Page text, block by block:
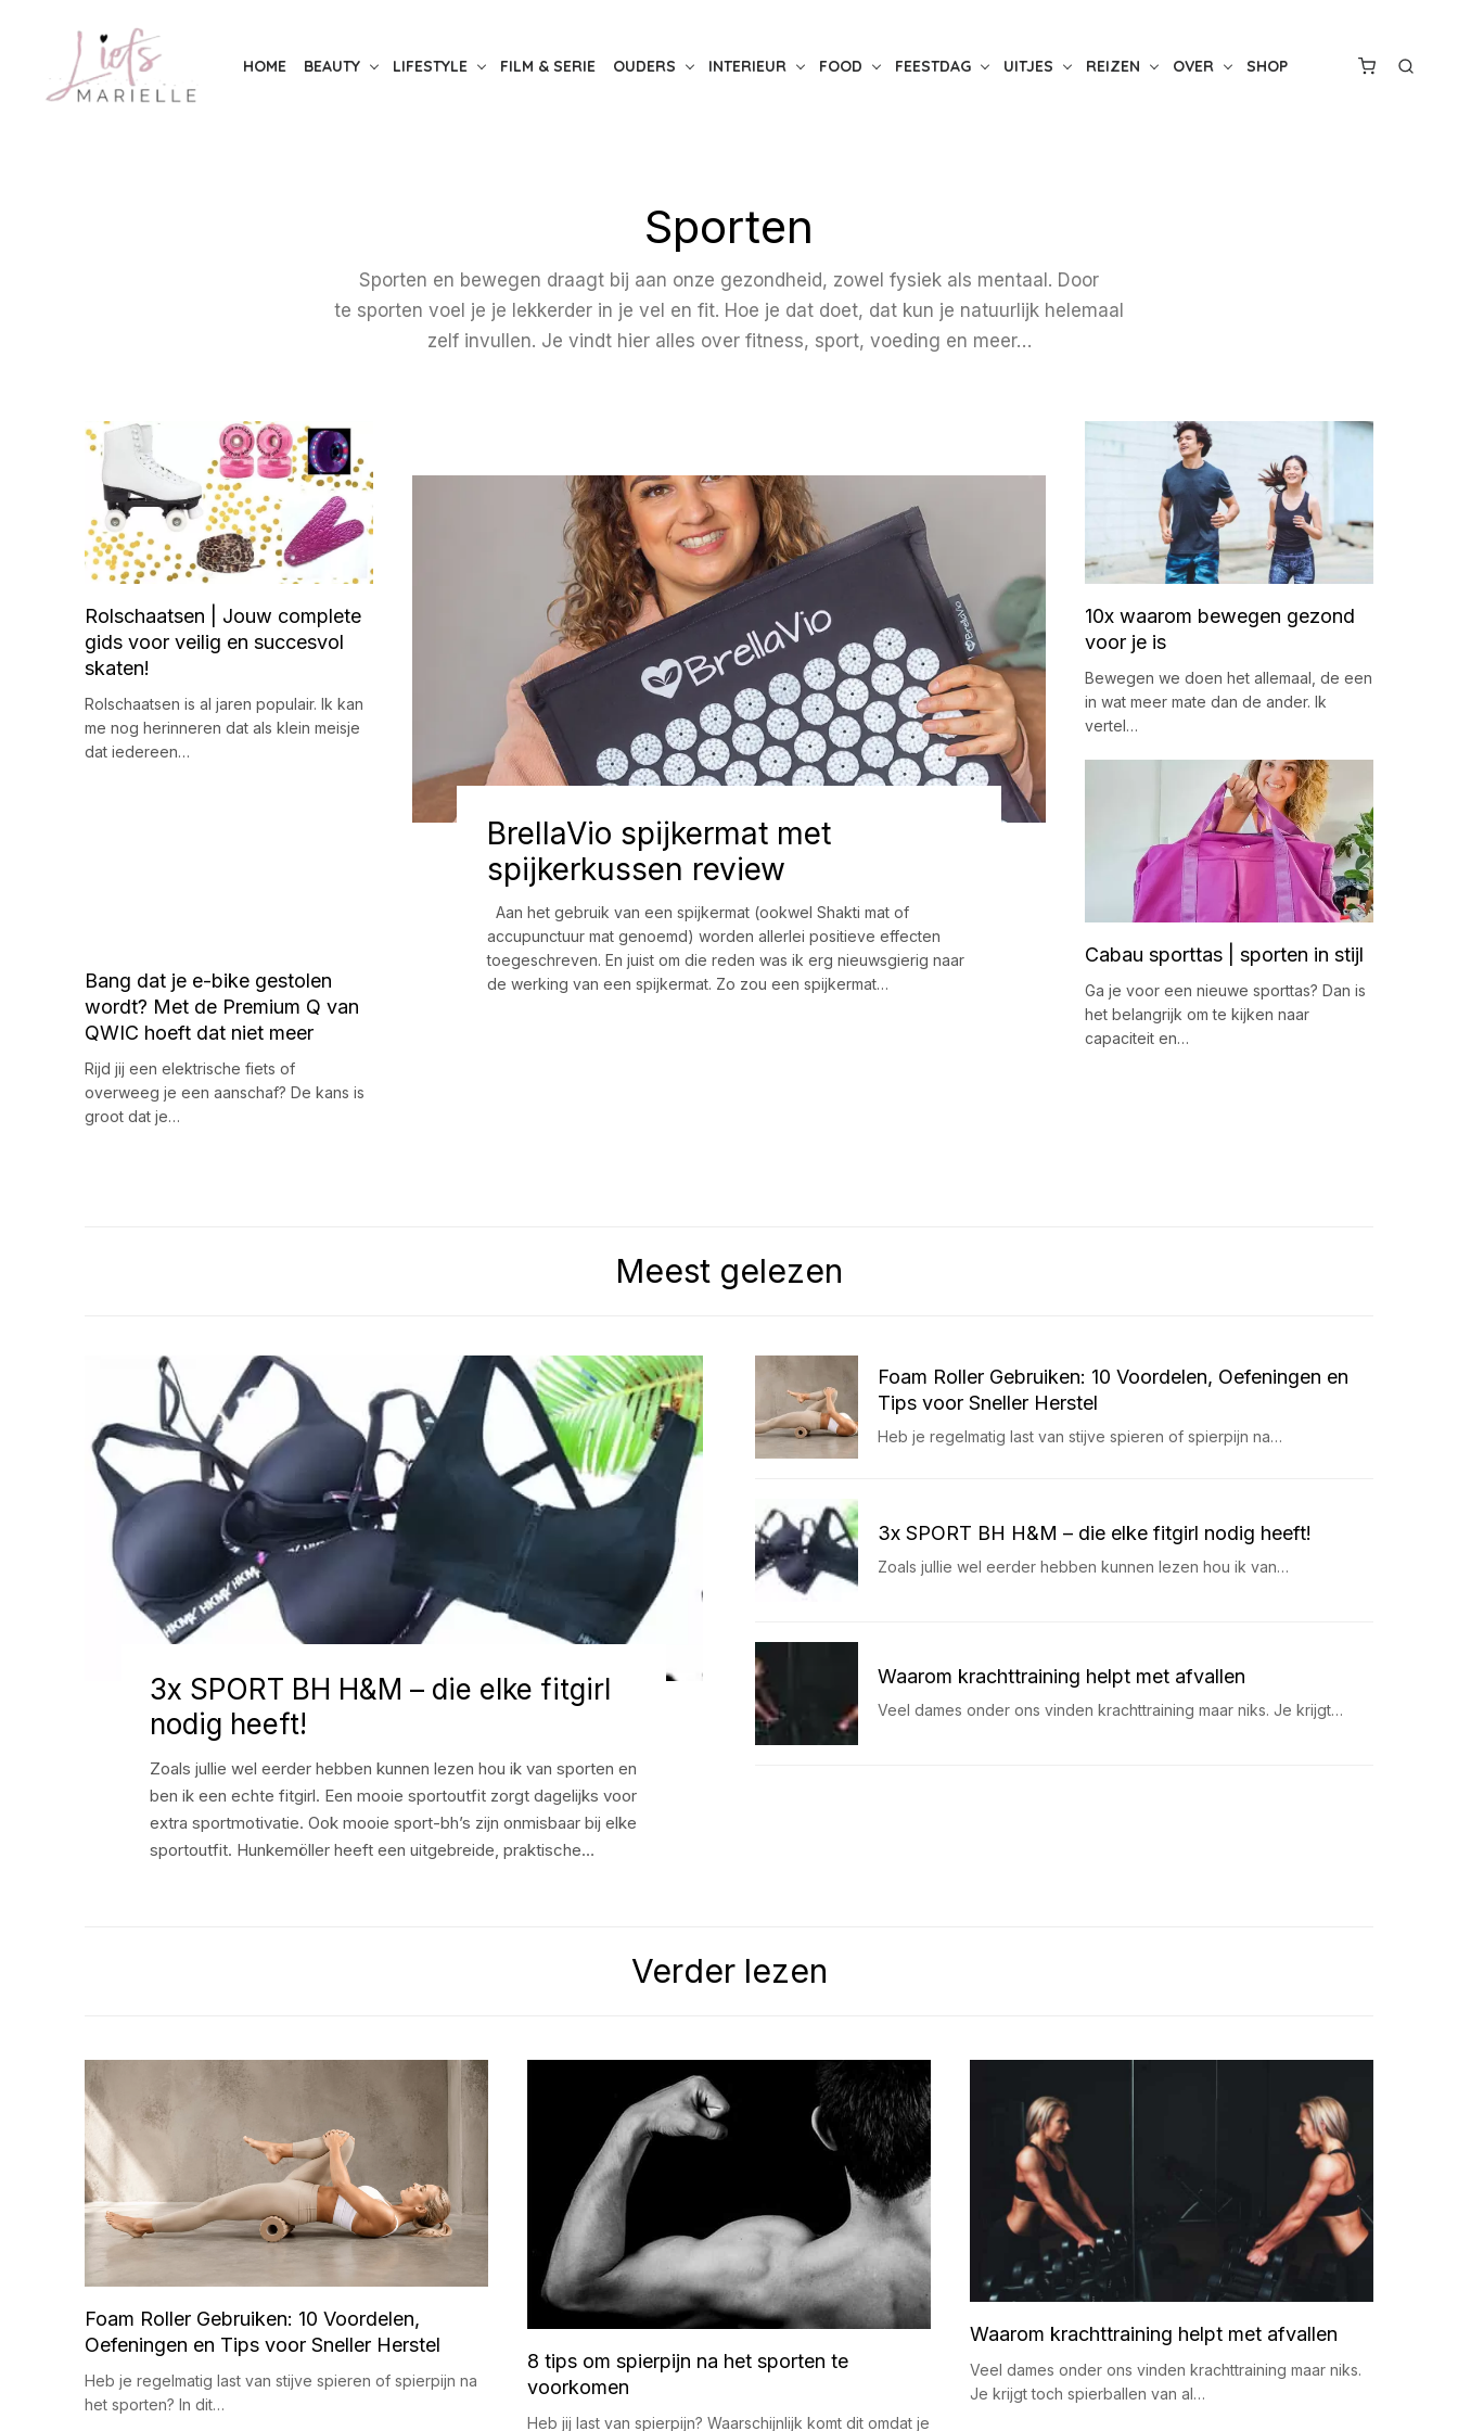
HOME BEAUTY LIFESTYLE FILM & SERIE OUDERS INTERIEUR FOOD FEESTDAG UITJES REIZEN OVER SHOP
Sporten
Sporten en bewegen draagt bij aan onze gezondheid, zowel fysiek als mentaal. Door
te sporten voel je je lekkerder in je vel en fit. Hoe je dat doet, dat kun je natuurlijk helemaal
zelf invullen. Je vindt hier alles over fitness, sport, voeding en meer…
Rolschaatsen | Jouw complete
gids voor veilig en succesvol
skaten!
Rolschaatsen is al jaren populair. Ik kan
me nog herinneren dat als klein meisje
dat iedereen…
Bang dat je e-bike gestolen
wordt? Met de Premium Q van
QWIC hoeft dat niet meer
Rijd jij een elektrische fiets of
overweeg je een aanschaf? De kans is
groot dat je…
BrellaVio spijkermat met
spijkerkussen review
Aan het gebruik van een spijkermat (ookwel Shakti mat of
accupunctuur mat genoemd) worden allerlei positieve effecten
toegeschreven. En juist om die reden was ik erg nieuwsgierig naar
de werking van een spijkermat. Zo zou een spijkermat…
10x waarom bewegen gezond
voor je is
Bewegen we doen het allemaal, de een
in wat meer mate dan de ander. Ik
vertel…
Cabau sporttas | sporten in stijl
Ga je voor een nieuwe sporttas? Dan is
het belangrijk om te kijken naar
capaciteit en…
Meest gelezen
3x SPORT BH H&M – die elke fitgirl
nodig heeft!
Zoals jullie wel eerder hebben kunnen lezen hou ik van sporten en
ben ik een echte fitgirl. Een mooie sportoutfit zorgt dagelijks voor
extra sportmotivatie. Ook mooie sport-bh’s zijn onmisbaar bij elke
sportoutfit. Hunkemöller heeft een uitgebreide, praktische…
Foam Roller Gebruiken: 10 Voordelen, Oefeningen en
Tips voor Sneller Herstel
Heb je regelmatig last van stijve spieren of spierpijn na…
3x SPORT BH H&M – die elke fitgirl nodig heeft!
Zoals jullie wel eerder hebben kunnen lezen hou ik van…
Waarom krachttraining helpt met afvallen
Veel dames onder ons vinden krachttraining maar niks. Je krijgt…
Verder lezen
Foam Roller Gebruiken: 10 Voordelen,
Oefeningen en Tips voor Sneller Herstel
Heb je regelmatig last van stijve spieren of spierpijn na
het sporten? In dit…
8 tips om spierpijn na het sporten te
voorkomen
Heb jij last van spierpijn? Waarschijnlijk komt dit omdat je
Waarom krachttraining helpt met afvallen
Veel dames onder ons vinden krachttraining maar niks.
Je krijgt toch spierballen van al…